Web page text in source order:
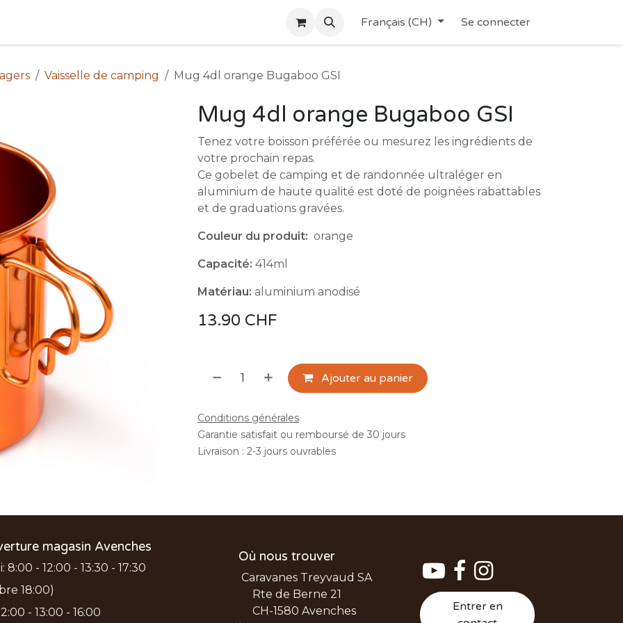
Français (CH) Se connecter
Vaisselle de camping Mug 4dl orange Bugaboo GSI
Mug 4dl orange Bugaboo GSI
Tenez votre boisson préférée ou mesurez les ingrédients de
votre prochain repas.
Ce gobelet de camping et de randonnée ultraléger en
aluminium de haute qualité est doté de poignées rabattables
et de graduations gravées.
Couleur du produit: orange
Capacité: 414ml
Matériau: aluminium anodisé
13.90 CHF
Ajouter au panier
Conditions générales
Garantie satisfait ou remboursé de 30 jours
Livraison : 2-3 jours ouvrables
Entrer en
magasin Avenches
- 12:00 - 13:30 - 17:30
18:00)
- 13:00 - 16:00
Où nous trouver
Caravanes Treyvaud SA
Rte de Berne 21
CH-1580 Avenches